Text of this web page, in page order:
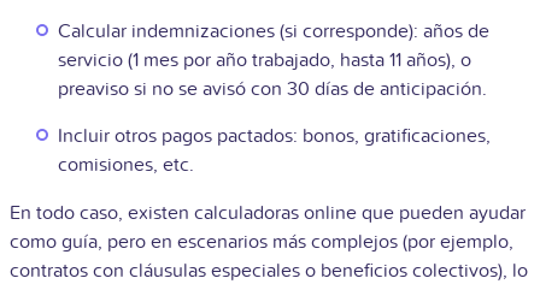
Calcular indemnizaciones (si corresponde): años de
servicio (1 mes por año trabajado, hasta 11 años), o
preaviso si no se avisó con 30 días de anticipación.
Incluir otros pagos pactados: bonos, gratificaciones,
comisiones, etc.
En todo caso, existen calculadoras online que pueden ayudar
como guía, pero en escenarios más complejos (por ejemplo,
contratos con cláusulas especiales o beneficios colectivos), lo